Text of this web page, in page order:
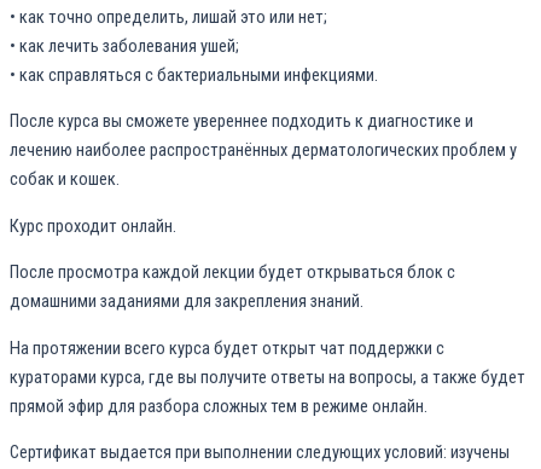
• как точно определить, лишай это или нет;
• как лечить заболевания ушей;
• как справляться с бактериальными инфекциями.
После курса вы сможете увереннее подходить к диагностике и
лечению наиболее распространённых дерматологических проблем у
собак и кошек.
Курс проходит онлайн.
После просмотра каждой лекции будет открываться блок с
домашними заданиями для закрепления знаний.
На протяжении всего курса будет открыт чат поддержки с
кураторами курса, где вы получите ответы на вопросы, а также будет
прямой эфир для разбора сложных тем в режиме онлайн.
Сертификат выдается при выполнении следующих условий: изучены